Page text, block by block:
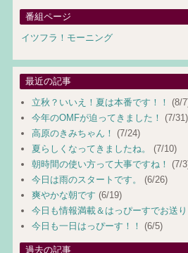
番組ページ
イツフラ！モーニング
最近の記事
立秋？いいえ！夏は本番です！！ (8/
今年のOMFが迫ってきました！ (7/31)
高原のきみちゃん！ (7/24)
夏らしくなってきましたね。
(7/10)
朝時間の使い方って大事ですね！ (7/
今日は雨のスタートです。
(6/26)
爽やかな朝です (6/19)
今日も情報満載＆はっぴーすでお送り
今日も一日はっぴーす！！ (6/5)
過去の記事